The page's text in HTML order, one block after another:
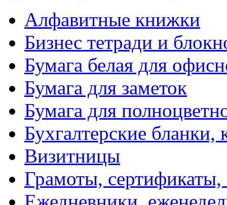
Алфавитные книжки
Бизнес тетради и
Бумага белая для
Бумага для заметок
Бумага для
Бухгалтерские бланки,
Визитницы
Грамоты,